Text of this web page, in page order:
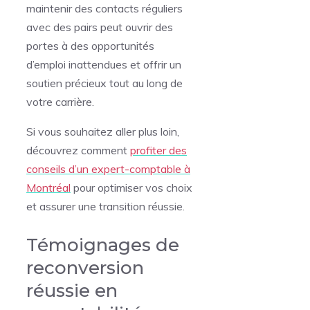
maintenir des contacts réguliers
avec des pairs peut ouvrir des
portes à des opportunités
d’emploi inattendues et offrir un
soutien précieux tout au long de
votre carrière.
Si vous souhaitez aller plus loin,
découvrez comment profiter des
conseils d’un expert-comptable à
Montréal pour optimiser vos choix
et assurer une transition réussie.
Témoignages de
reconversion
réussie en